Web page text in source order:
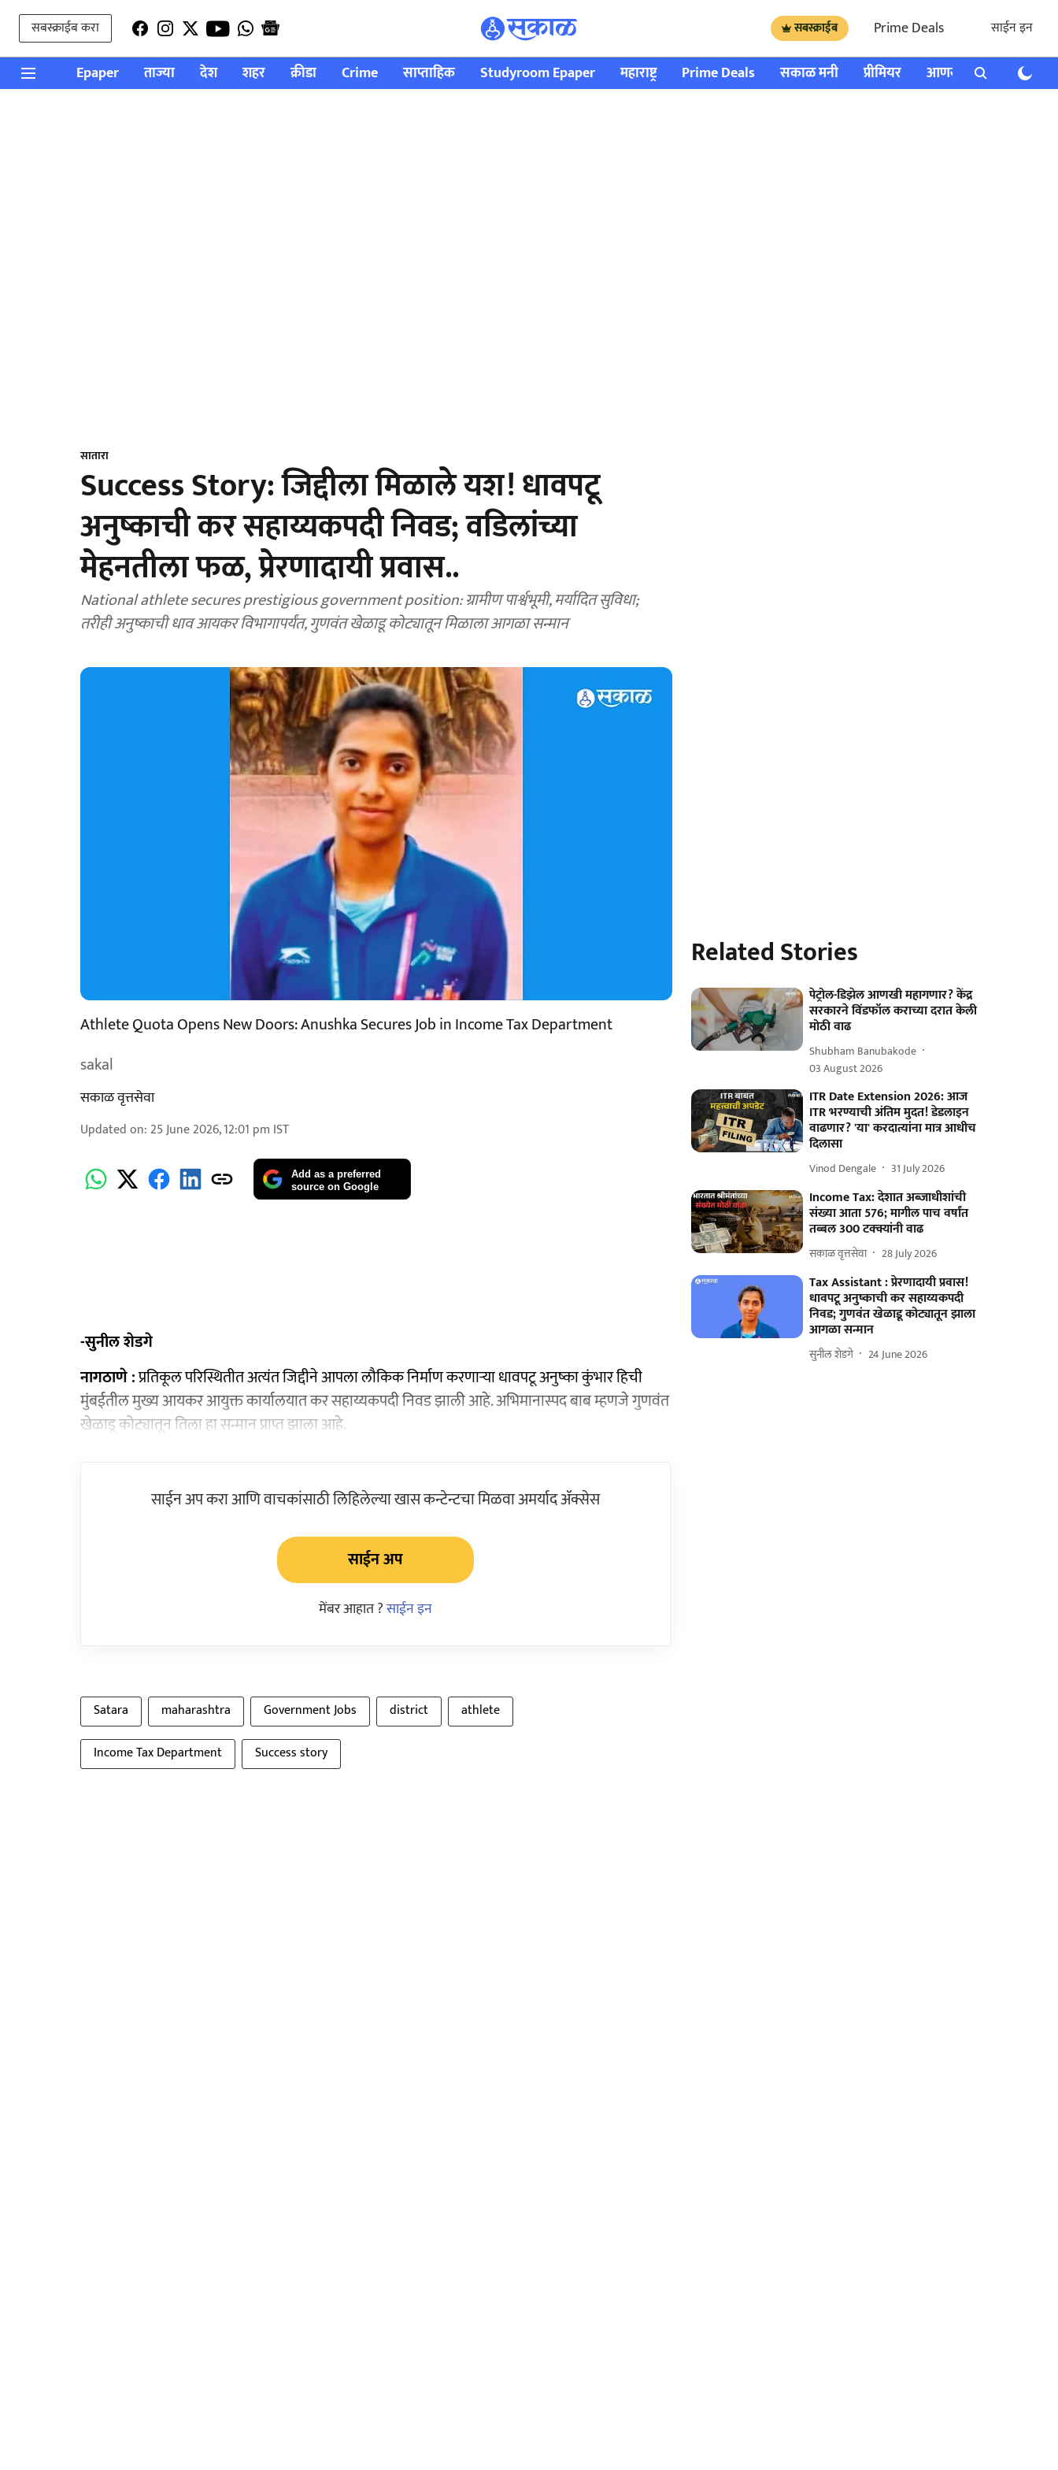
सबस्क्राईब करा सबस्क्राईब Prime Deals साईन इन
Epaper ताज्या देश शहर क्रीडा Crime साप्ताहिक Studyroom Epaper महाराष्ट्र Prime Deals सकाळ मनी प्रीमियर आणखी राशी भविष्य
सातारा
Success Story: जिद्दीला मिळाले यश! धावपटू
अनुष्काची कर सहाय्यकपदी निवड; वडिलांच्या
मेहनतीला फळ, प्रेरणादायी प्रवास..
National athlete secures prestigious government position: ग्रामीण पार्श्वभूमी, मर्यादित सुविधा;
तरीही अनुष्काची धाव आयकर विभागापर्यंत, गुणवंत खेळाडू कोट्यातून मिळाला आगळा सन्मान
Athlete Quota Opens New Doors: Anushka Secures Job in Income Tax Department
sakal
सकाळ वृत्तसेवा
Updated on: 25 June 2026, 12:01 pm IST
Add as a preferred
source on Google
-सुनील शेडगे
नागठाणे :प्रतिकूल परिस्थितीत अत्यंत जिद्दीने आपला लौकिक निर्माण करणाऱ्या धावपटू अनुष्का कुंभार हिची
मुंबईतील मुख्य आयकर आयुक्त कार्यालयात कर सहाय्यकपदी निवड झाली आहे. अभिमानास्पद बाब म्हणजे गुणवंत
खेळाडू कोट्यातून तिला हा सन्मान प्राप्त झाला आहे.
साईन अप करा आणि वाचकांसाठी लिहिलेल्या खास कन्टेन्टचा मिळवा अमर्याद ॲक्सेस
साईन अप
मेंबर आहात ?साईन इन
Satara maharashtra Government Jobs district
athlete
Income Tax Department
Success story
Related Stories
पेट्रोल-डिझेल आणखी महागणार? केंद्र
सरकारने विंडफॉल कराच्या दरात केली
मोठी वाढ
Shubham Banubakode
03 August 2026
ITR Date Extension 2026: आज
ITR भरण्याची अंतिम मुदत! डेडलाइन
वाढणार? 'या' करदात्यांना मात्र आधीच
दिलासा
Vinod Dengale 31 July 2026
Income Tax: देशात अब्जाधीशांची
संख्या आता 576; मागील पाच वर्षांत
तब्बल 300 टक्क्यांनी वाढ
सकाळ वृत्तसेवा 28 July 2026
Tax Assistant : प्रेरणादायी प्रवास!
धावपटू अनुष्काची कर सहाय्यकपदी
निवड; गुणवंत खेळाडू कोट्यातून झाला
आगळा सन्मान
सुनील शेडगे 24 June 2026